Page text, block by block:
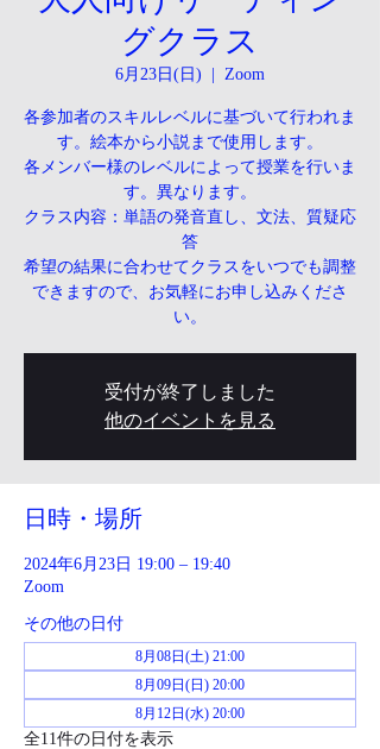
グクラス
6月23日(日) Zoom
各参加者のスキルレベルに基づいて行われま
す。絵本から小説まで使用します。
各メンバー様のレベルによって授業を行いま
す。異なります。
クラス内容：単語の発音直し、文法、質疑応
答
希望の結果に合わせてクラスをいつでも調整
できますので、お気軽にお申し込みくださ
い。
受付が終了しました
他のイベントを見る
日時・場所
2024年6月23日 19:00 – 19:40
Zoom
その他の日付
8月08日(土) 21:00
8月09日(日) 20:00
8月12日(水) 20:00
全11件の日付を表示